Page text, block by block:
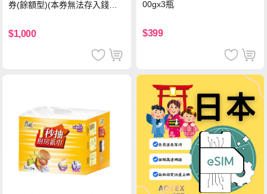
券(餘額型)(本券無法存入錢包
$1,000
00gx3瓶
$399